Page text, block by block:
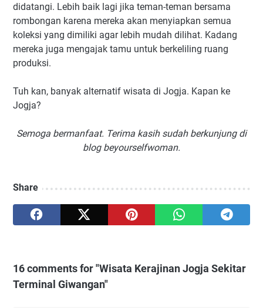
didatangi. Lebih baik lagi jika teman-teman bersama
rombongan karena mereka akan menyiapkan semua
koleksi yang dimiliki agar lebih mudah dilihat. Kadang
mereka juga mengajak tamu untuk berkeliling ruang
produksi.
Tuh kan, banyak alternatif wisata di Jogja. Kapan ke
Jogja?
Semoga bermanfaat. Terima kasih sudah berkunjung di
blog beyourselfwoman.
Share
16 comments for "Wisata Kerajinan Jogja Sekitar
Terminal Giwangan"